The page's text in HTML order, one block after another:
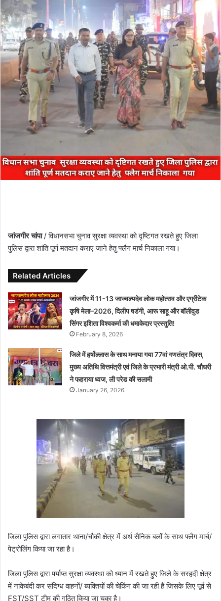
जांजगीर चांपा/ विधानसभा चुनाव सुरक्षा व्यवस्था को दृष्टिगत रखते हुए जिला
पुलिस द्वारा शांति पूर्ण मतदान कराए जाने हेतु फ्लैग मार्च निकाला गया।
Related Articles
जांजगीर में 11-13 जाज्वल्यदेव लोक महोत्सव और एग्रीटेक
कृषि मेला–2026, दिलीप षडंगी, आरू साहू और बॉलीवुड
सिंगर इशिता विश्वकर्मा की धमाकेदार प्रस्तुति!
February 8, 2026
जिले में हर्षोल्लास के साथ मनाया गया 77वां गणतंत्र दिवस,
मुख्य अतिथि वित्तमंत्री एवं जिले के प्रभारी मंत्री ओ.पी. चौधरी
ने फहराया ध्वज, ली परेड की सलामी
January 26, 2026
जिला पुलिस द्वारा लगातार थाना/चौकी क्षेत्र में अर्ध सैनिक बलों के साथ फ्लैग मार्च/
पेट्रोलिंग किया जा रहा है।
जिला पुलिस द्वारा पर्याप्त सुरक्षा व्यवस्था को ध्यान में रखते हुए जिले के सरहदी क्षेत्र
में नाकेबंदी कर संदिग्ध वाहनों/ ब्यक्तियों की चेकिंग की जा रही हैं जिसके लिए पूर्व से
FST/SST टीम की गठित किया जा चुका है।